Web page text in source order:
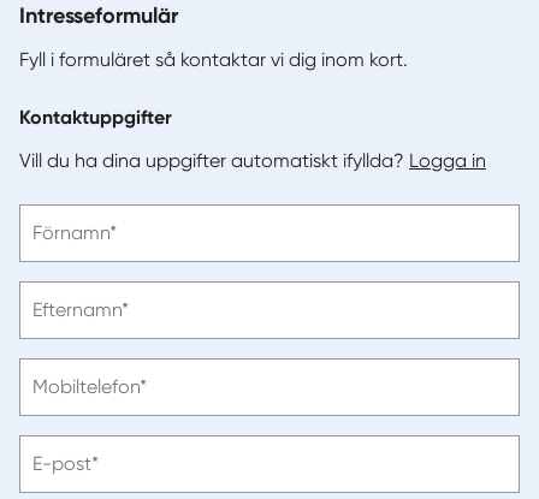
Intresseformulär
Fyll i formuläret så kontaktar vi dig inom kort.
Kontaktuppgifter
Vill du ha dina uppgifter automatiskt ifyllda? Logga in
ange
Förnamn*
ange
Efternamn*
ange
Mobiltelefon*
ange
E-post*